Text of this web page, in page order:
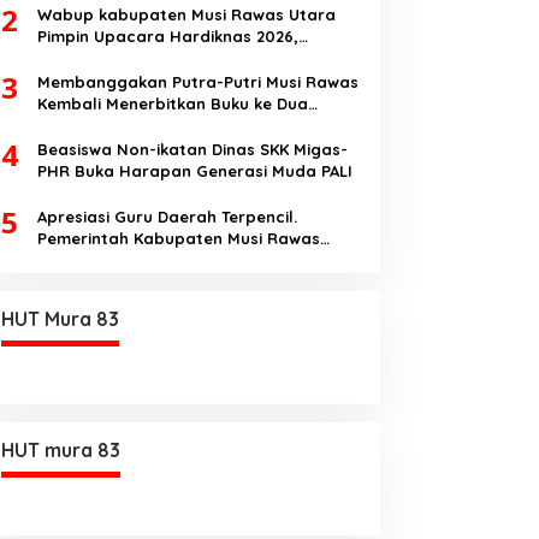
Disinformasi AI dan Hate Speech di SMK
Ikhlas Jawilan
2
Wabup kabupaten Musi Rawas Utara
Pimpin Upacara Hardiknas 2026,
berakhlak
3
Membanggakan Putra-Putri Musi Rawas
Kembali Menerbitkan Buku ke Dua
4
Beasiswa Non-ikatan Dinas SKK Migas-
PHR Buka Harapan Generasi Muda PALI
5
Apresiasi Guru Daerah Terpencil.
Pemerintah Kabupaten Musi Rawas
HUT Mura 83
HUT mura 83